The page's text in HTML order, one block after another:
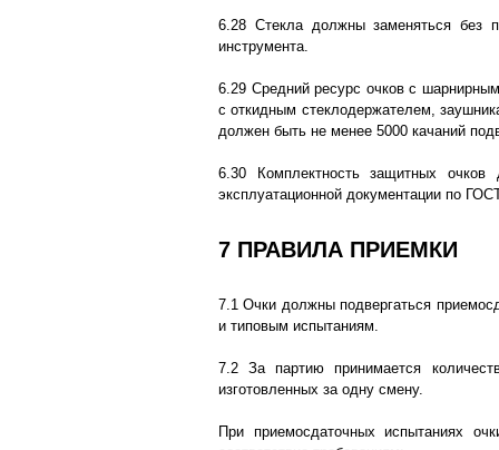
6.28 Стекла должны заменяться без
инструмента.
6.29 Средний ресурс очков с
с откидным стеклодержателем,
должен быть не менее 5000 качаний
6.30 Комплектность защитных
эксплуатационной документации по
7 ПРАВИЛА ПРИЕМКИ
7.1 Очки должны подвергаться
и типовым испытаниям.
7.2 За партию принимается
изготовленных за одну смену.
При приемосдаточных испытаниях